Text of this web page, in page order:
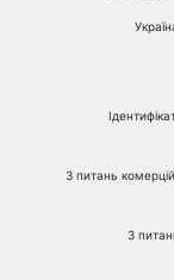
З питань
З